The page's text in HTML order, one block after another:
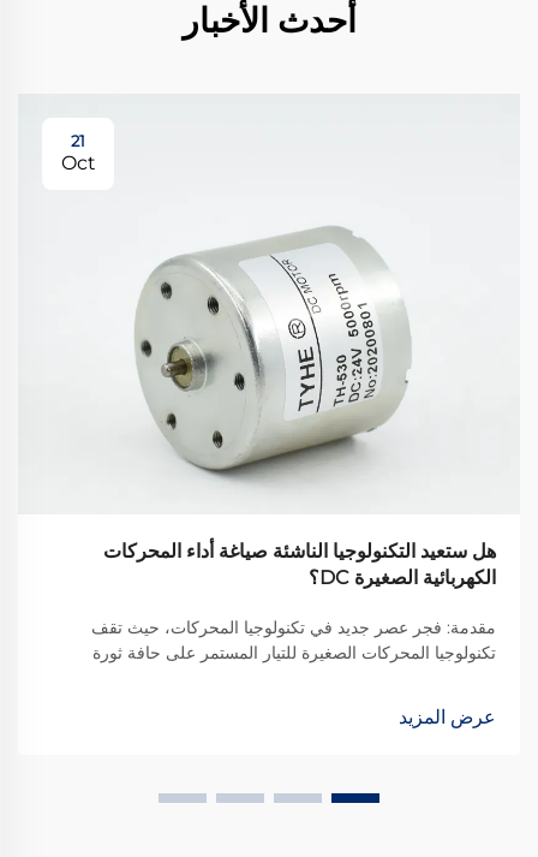
أحدث الأخبار
21
Oct
هل ستعيد التكنولوجيا الناشئة صياغة أداء المحركات
الكهربائية الصغيرة DC؟
مقدمة: فجر عصر جديد في تكنولوجيا المحركات، حيث تقف
تكنولوجيا المحركات الصغيرة للتيار المستمر على حافة ثورة
الناشئة مستعدة ل...
عرض المزيد